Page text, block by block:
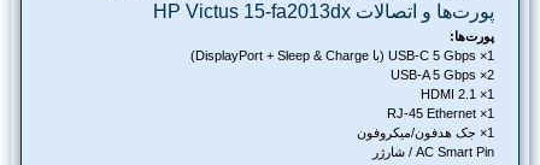
پورت‌ها و اتصالات HP Victus 15-fa2013dx
پورت‌ها:
AC Smart Pin / شارژر